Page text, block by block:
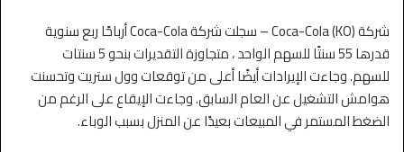
شركة Coca-Cola (KO) – سجلت شركة Coca-Cola أرباحًا ربع سنوية
قدرها 55 سنتًا للسهم الواحد ، متجاوزة التقديرات بنحو 5 سنتات
للسهم. وجاءت الإيرادات أيضًا أعلى من توقعات وول ستريت وتحسنت
هوامش التشغيل عن العام السابق. وجاءت الإيقاع على الرغم من
الضغط المستمر في المبيعات بعيدًا عن المنزل بسبب الوباء.